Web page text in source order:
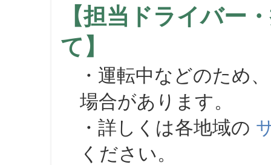
【担当ドライバー
て】
・運転中などのため
場合があります。
・詳しくは各地域の
ください。